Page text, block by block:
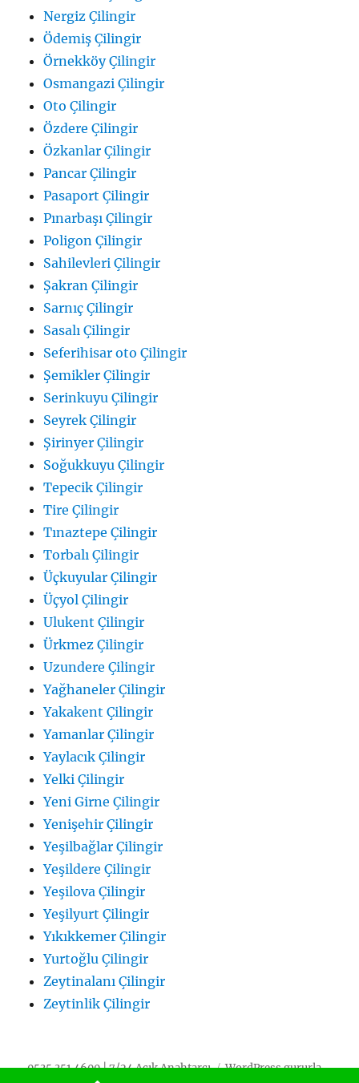
Nergiz Çilingir
Ödemiş Çilingir
Örnekköy Çilingir
Osmangazi Çilingir
Oto Çilingir
Özdere Çilingir
Özkanlar Çilingir
Pancar Çilingir
Pasaport Çilingir
Pınarbaşı Çilingir
Poligon Çilingir
Sahilevleri Çilingir
Şakran Çilingir
Sarnıç Çilingir
Sasalı Çilingir
Seferihisar oto Çilingir
Şemikler Çilingir
Serinkuyu Çilingir
Seyrek Çilingir
Şirinyer Çilingir
Soğukkuyu Çilingir
Tepecik Çilingir
Tire Çilingir
Tınaztepe Çilingir
Torbalı Çilingir
Üçkuyular Çilingir
Üçyol Çilingir
Ulukent Çilingir
Ürkmez Çilingir
Uzundere Çilingir
Yağhaneler Çilingir
Yakakent Çilingir
Yamanlar Çilingir
Yaylacık Çilingir
Yelki Çilingir
Yeni Girne Çilingir
Yenişehir Çilingir
Yeşilbağlar Çilingir
Yeşildere Çilingir
Yeşilova Çilingir
Yeşilyurt Çilingir
Yıkıkkemer Çilingir
Yurtoğlu Çilingir
Zeytinalanı Çilingir
Zeytinlik Çilingir
0535 351 4600 | 7/24 Açık Anahtarcı
WordPress gururla